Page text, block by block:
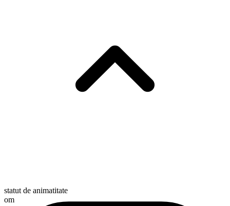
statut de animatitate
om